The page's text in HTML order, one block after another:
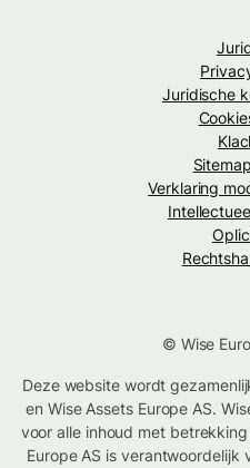
Juridische
Verklaring
© Wise
Deze website wordt
en Wise Assets Europe AS.
voor alle inhoud met
Europe AS is